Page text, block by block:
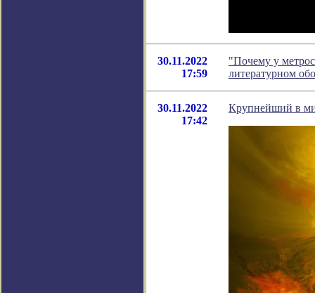
30.11.2022
17:59
"Почему у
литературном
30.11.2022
17:42
Крупнейший в